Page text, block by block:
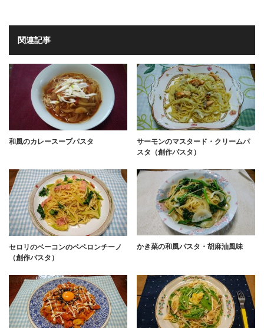
関連記事
和風のカレースープパスタ
サーモンのマスタード・クリームパ
スタ（創作パスタ）
セロリのベーコンのペペロンチーノ
（創作パスタ）
かき菜の和風パスタ・胡麻油風味